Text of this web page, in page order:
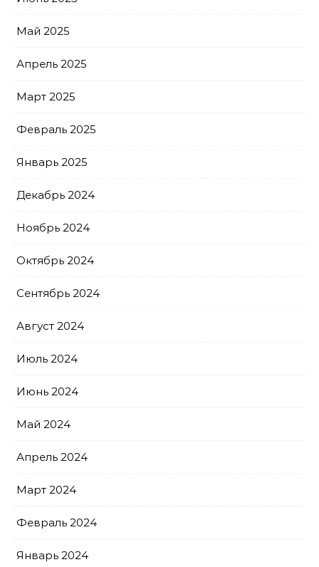
Май 2025
Апрель 2025
Март 2025
Февраль 2025
Январь 2025
Декабрь 2024
Ноябрь 2024
Октябрь 2024
Сентябрь 2024
Август 2024
Июль 2024
Июнь 2024
Май 2024
Апрель 2024
Март 2024
Февраль 2024
Январь 2024